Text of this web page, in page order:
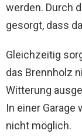
werden. Durch
gesorgt, dass
Gleichzeitig
das Brennholz
Witterung
In einer Garage
nicht möglich.